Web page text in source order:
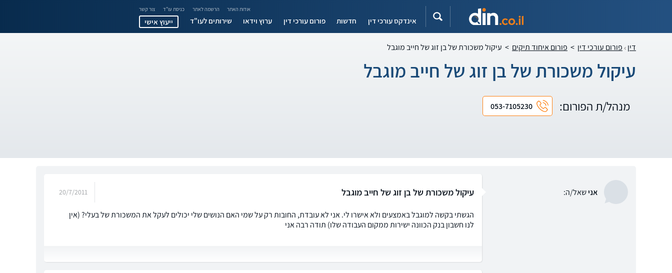
אודות האתר הרשמה לאתר כניסת עו"ד צור קשר
אינדקס עורכי דין חדשות פורום עורכי דין ערוץ וידאו שירותים לעו"ד ייעוץ אישי
דין פורום עורכי דין > פורום איחוד תיקים > עיקול משכורת של בן זוג של חייב מוגבל
עיקול משכורת של בן זוג של חייב מוגבל
מנהל/ת הפורום: 053-7105230
אנישאל/ה: עיקול משכורת של בן זוג של חייב מוגבל 20/7/2011
הגשתי בקשה למוגבל באמצעים ולא אישרו לי. אני לא עובדת, החובות רק על שמי האם הנושים שלי יכולים לעקל את המשכורת של בעלי? (אין
לנו חשבון בנק הכוונה ישירות ממקום העבודה שלו) תודה רבה אני